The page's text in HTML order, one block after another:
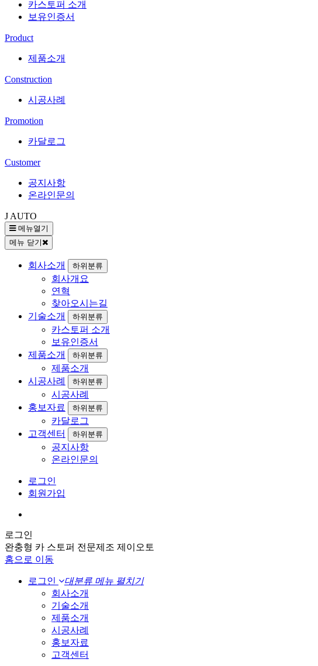
카스토퍼 소개
보유인증서
Product
제품소개
Construction
시공사례
Promotion
카달로그
Customer
공지사항
온라인문의
J AUTO
메뉴열기
메뉴 닫기
회사소개 하위분류
회사개요
연혁
찾아오시는길
기술소개
하위분류
카스토퍼 소개
보유인증서
제품소개
하위분류
제품소개
시공사례
하위분류
시공사례
홍보자료
하위분류
카달로그
고객센터
하위분류
공지사항
온라인문의
로그인
회원가입
로그인
완충형 카 스토퍼 전문제조 제이오토
홈으로 이동
로그인
대분류 메뉴 펼치기
회사소개
기술소개
제품소개
시공사례
홍보자료
고객센터